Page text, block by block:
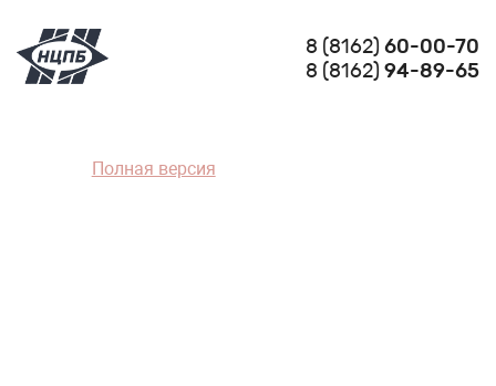
8 (8162)60-00-70
8 (8162)94-89-65
Полная версия